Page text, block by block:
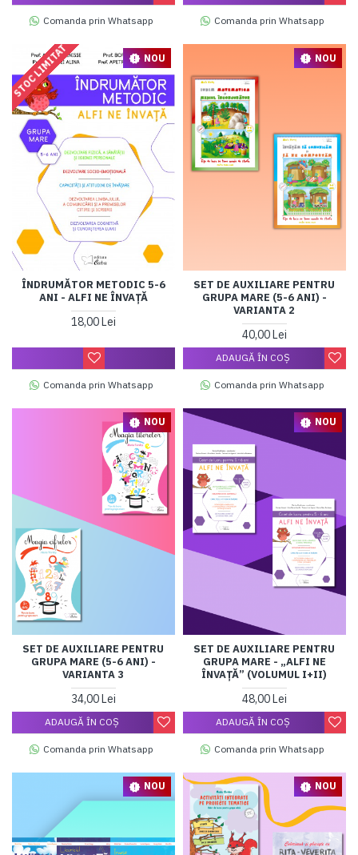
Comanda prin Whatsapp Comanda prin Whatsapp
NOU
STOC LIMITAT
ÎNDRUMĂTOR METODIC 5-6
ANI - ALFI NE ÎNVAȚĂ
18,00 Lei
Comanda prin Whatsapp
NOU
SET DE AUXILIARE PENTRU
GRUPA MARE (5-6 ANI) -
VARIANTA 2
40,00 Lei
ADAUGĂ ÎN COŞ
Comanda prin Whatsapp
NOU
SET DE AUXILIARE PENTRU
GRUPA MARE (5-6 ANI) -
VARIANTA 3
34,00 Lei
ADAUGĂ ÎN COŞ
Comanda prin Whatsapp
NOU
SET DE AUXILIARE PENTRU
GRUPA MARE - „ALFI NE
ÎNVAȚĂ” (VOLUMUL I+II)
48,00 Lei
ADAUGĂ ÎN COŞ
Comanda prin Whatsapp
NOU NOU